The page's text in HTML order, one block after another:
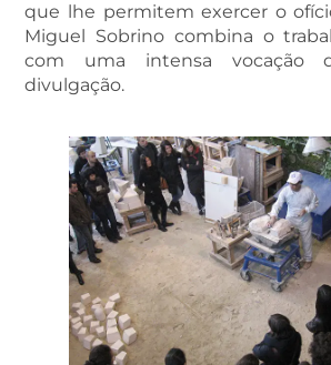
que lhe permitem exercer o
Miguel Sobrino combina o
com uma intensa vocação
divulgação.